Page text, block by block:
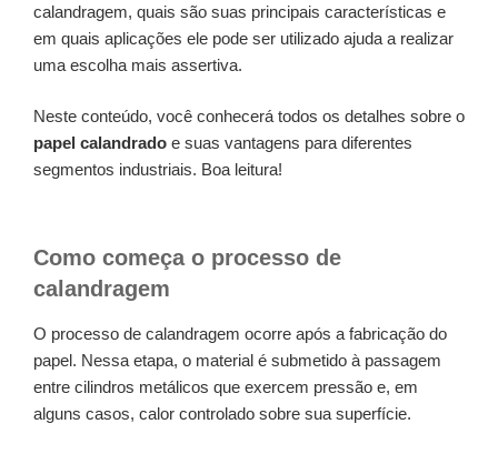
calandragem, quais são suas principais características e
em quais aplicações ele pode ser utilizado ajuda a realizar
uma escolha mais assertiva.
Neste conteúdo, você conhecerá todos os detalhes sobre o
papel calandrado e suas vantagens para diferentes
segmentos industriais. Boa leitura!
Como começa o processo de
calandragem
O processo de calandragem ocorre após a fabricação do
papel. Nessa etapa, o material é submetido à passagem
entre cilindros metálicos que exercem pressão e, em
alguns casos, calor controlado sobre sua superfície.